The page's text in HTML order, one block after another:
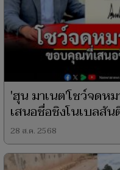
'ฮุน มาเนต'โชว์จดห
เสนอชื่อชิงโนเบลสัน
28 ส.ค. 2568